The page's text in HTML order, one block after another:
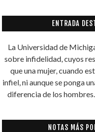
ENTRADA
La Universidad de
sobre infidelidad, cuyos
que una mujer, cuando
infiel, ni aunque se ponga
diferencia de los
NOTAS MÁS